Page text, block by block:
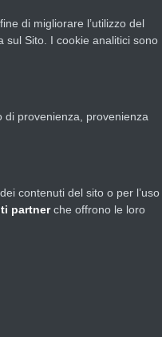
di migliorare l’utilizzo del
sul Sito. I cookie analitici sono
provenienza, provenienza
contenuti del sito o per l’uso
partnerche offrono le loro